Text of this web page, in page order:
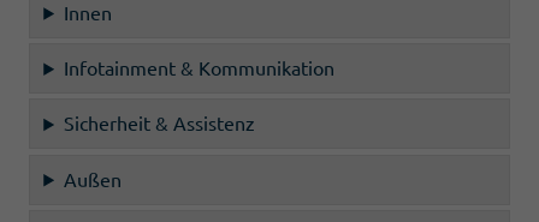
Innen
Infotainment & Kommunikation
Sicherheit & Assistenz
Außen